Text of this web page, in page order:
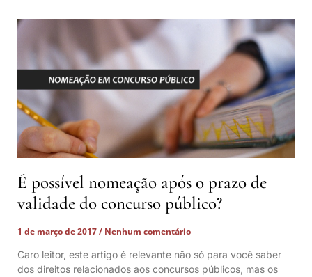
É possível nomeação após o prazo de
validade do concurso público?
1 de março de 2017
Nenhum comentário
Caro leitor, este artigo é relevante não só para você saber
dos direitos relacionados aos concursos públicos, mas os